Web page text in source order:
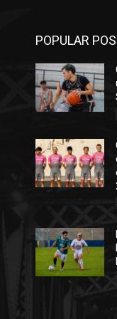
POPULAR